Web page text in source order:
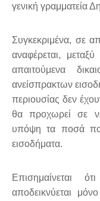
γενική γραμματεία
Συγκεκριμένα, σε
αναφέρεται,
απαιτούμενα
ανείσπρακτων
περιουσίας δεν
θα προχωρεί σε
υπόψη τα ποσά
εισοδήματα.
Επισημαίνεται
αποδεικνύεται